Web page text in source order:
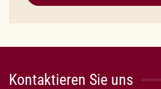
Kontaktieren Sie uns